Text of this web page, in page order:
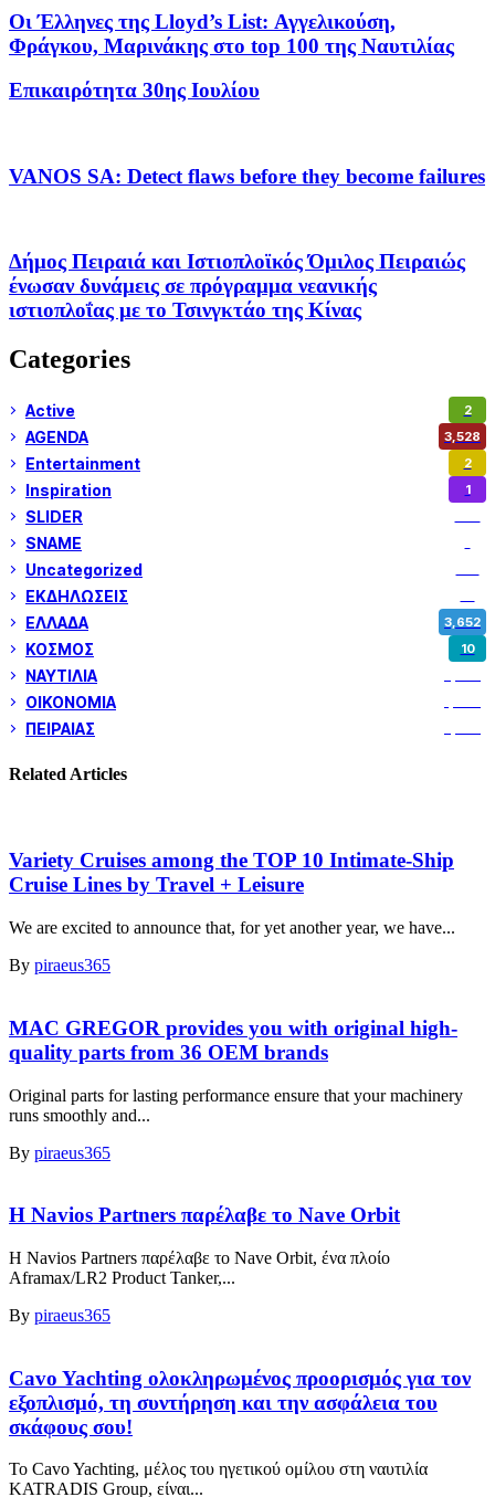
Οι Έλληνες της Lloyd’s List: Αγγελικούση,
Φράγκου, Μαρινάκης στο top 100 της Ναυτιλίας
Επικαιρότητα 30ης Ιουλίου
VANOS SA: Detect flaws before they become failures
Δήμος Πειραιά και Ιστιοπλοϊκός Όμιλος Πειραιώς
ένωσαν δυνάμεις σε πρόγραμμα νεανικής
ιστιοπλοΐας με το Τσινγκτάο της Κίνας
Categories
Active 2
AGENDA 3,528
Entertainment 2
Inspiration 1
SLIDER
SNAME
Uncategorized
ΕΚΔΗΛΩΣΕΙΣ
ΕΛΛΑΔΑ 3,652
ΚΟΣΜΟΣ 10
ΝΑΥΤΙΛΙΑ
ΟΙΚΟΝΟΜΙΑ
ΠΕΙΡΑΙΑΣ
Related Articles
Variety Cruises among the TOP 10 Intimate-Ship
Cruise Lines by Travel + Leisure
We are excited to announce that, for yet another year, we have...
By piraeus365
MAC GREGOR provides you with original high-
quality parts from 36 OEM brands
Original parts for lasting performance ensure that your machinery
runs smoothly and...
By piraeus365
Η Navios Partners παρέλαβε το Nave Orbit
Η Navios Partners παρέλαβε το Nave Orbit, ένα πλοίο
Aframax/LR2 Product Tanker,...
By piraeus365
Cavo Yachting ολοκληρωμένος προορισμός για τον
εξοπλισμό, τη συντήρηση και την ασφάλεια του
σκάφους σου!
Το Cavo Yachting, μέλος του ηγετικού ομίλου στη ναυτιλία
KATRADIS Group, είναι...